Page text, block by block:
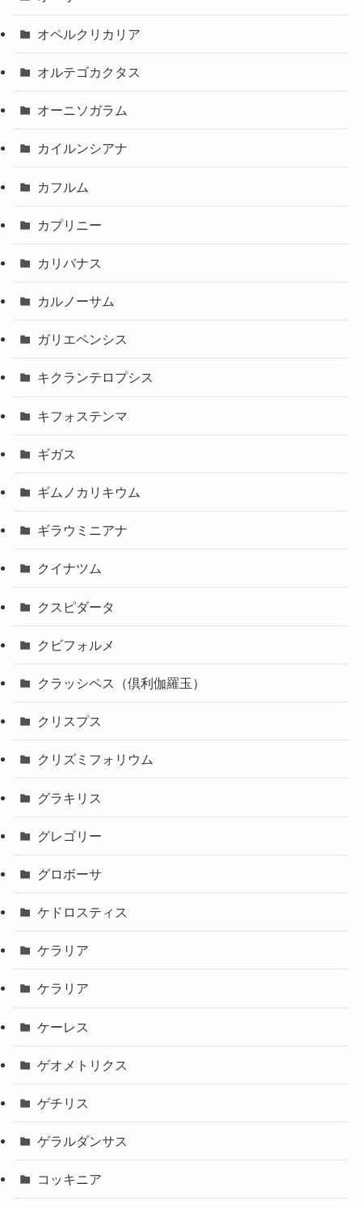
オペルクリカリア
オルテゴカクタス
オーニソガラム
カイルンシアナ
カフルム
カプリニー
カリバナス
カルノーサム
ガリエペンシス
キクランテロプシス
キフォステンマ
ギガス
ギムノカリキウム
ギラウミニアナ
クイナツム
クスピダータ
クビフォルメ
クラッシペス（倶利伽羅玉）
クリスプス
クリズミフォリウム
グラキリス
グレゴリー
グロボーサ
ケドロスティス
ケラリア
ケラリア
ケーレス
ゲオメトリクス
ゲチリス
ゲラルダンサス
コッキニア